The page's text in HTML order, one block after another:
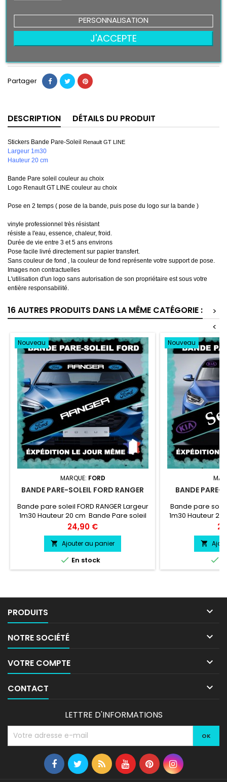
24,90 €
Quantité  Ajouter au panier
Partager
DESCRIPTION DÉTAILS DU PRODUIT
Stickers Bande Pare-Soleil Renault GT LINE
Largeur 1m30
Hauteur 20 cm
Bande Pare soleil couleur au choix
Logo Renault GT LINE couleur au choix
Pose en 2 temps ( pose de la bande, puis pose du logo sur la bande )
vinyle professionnel très résistant
résiste a l'eau, essence, chaleur, froid.
Durée de vie entre 3 et 5 ans environs
Pose facile livré directement sur papier transfert.
Sans couleur de fond , la couleur de fond représente votre support de pose.
Images non contractuelles
L'utilisation d'un logo sans autorisation de son propriétaire est sous votre
entière responsabilité.
16 AUTRES PRODUITS DANS LA MÊME CATÉGORIE :
>
<
Nouveau
MARQUE: FORD
BANDE PARE-SOLEIL FORD RANGER
Bande pare soleil FORD RANGER Largeur
1m30 Hauteur 20 cm Bande Pare soleil
couleur au choix Logo FORD RANGER
couleur au choix
Prix
24,90 €
 Ajouter au panier
 En stock
Nouveau
BANDE PARE-
Bande pare
1m30 Hauteur
couleur au


PRODUITS 
NOTRE SOCIÉTÉ 
VOTRE COMPTE 
CONTACT 
PERSONNALISATION
J'ACCEPTE
LETTRE D'INFORMATIONS